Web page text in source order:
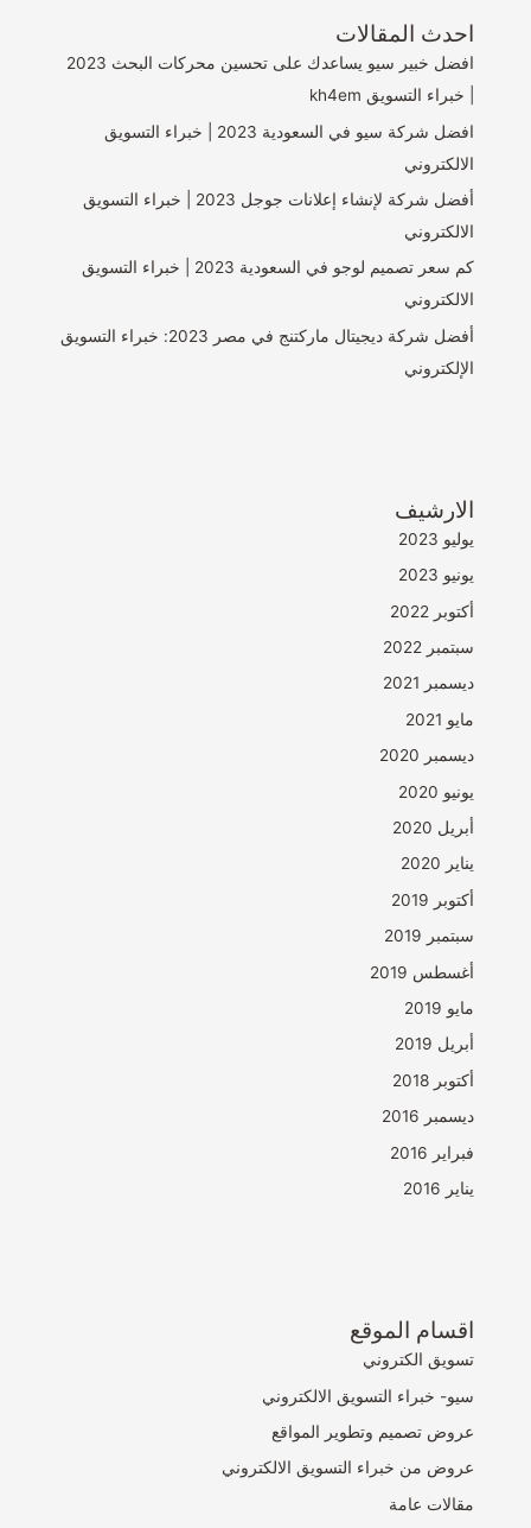
احدث المقالات
افضل خبير سيو يساعدك على تحسين محركات البحث 2023
| خبراء التسويق kh4em
افضل شركة سيو في السعودية 2023 | خبراء التسويق
الالكتروني
أفضل شركة لإنشاء إعلانات جوجل 2023 | خبراء التسويق
الالكتروني
كم سعر تصميم لوجو في السعودية 2023 | خبراء التسويق
الالكتروني
أفضل شركة ديجيتال ماركتنج في مصر 2023: خبراء التسويق
الإلكتروني
الارشيف
يوليو 2023
يونيو 2023
أكتوبر 2022
سبتمبر 2022
ديسمبر 2021
مايو 2021
ديسمبر 2020
يونيو 2020
أبريل 2020
يناير 2020
أكتوبر 2019
سبتمبر 2019
أغسطس 2019
مايو 2019
أبريل 2019
أكتوبر 2018
ديسمبر 2016
فبراير 2016
يناير 2016
اقسام الموقع
تسويق الكتروني
سيو- خبراء التسويق الالكتروني
عروض تصميم وتطوير المواقع
عروض من خبراء التسويق الالكتروني
مقالات عامة